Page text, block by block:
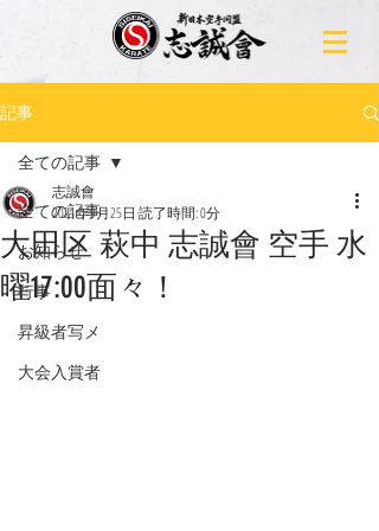
記事
全ての記事
お知らせ
行事
昇級者写メ
大会入賞者
全ての記事
大田区 萩中 志誠會 空手 水
曜17:00面々！
志誠會
2021年9月25日 読了時間: 0分